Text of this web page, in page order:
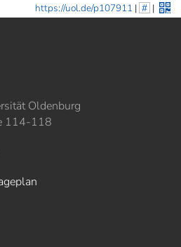
https://uol.de/p107911 | # |
Oldenburg
114-118